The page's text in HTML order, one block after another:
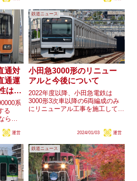
313系一部編成の静岡への転出が
確実視される状況ですが、...
通対
通運
はあ
系
る
ら
れる車
は西武
運営
鉄道ニュース
小田急3000形のリニュー
アルと今後について
2022年度以降、小田急電鉄は
3000形3次車以降の6両編成のみ
にリニューアル工事を施工してい
通常ドアの6両編成、8両編成も
3000形で現状リニューアル...
2024/01/03 運営
鉄道ニュース